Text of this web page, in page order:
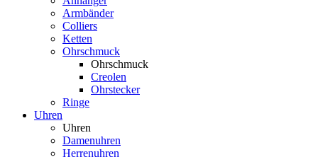
Armbänder
Colliers
Ketten
Ohrschmuck
Ohrschmuck
Creolen
Ohrstecker
Ringe
Uhren
Uhren
Damenuhren
Herrenuhren